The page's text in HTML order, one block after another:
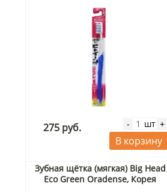
275 руб. - шт +
В корзину
Зубная щётка (мягкая) Big Head
Eco Green Oradense, Корея